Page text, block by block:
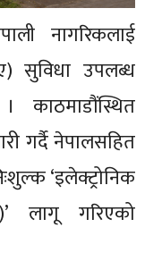
नागरिकलाई
सुविधा उपलब्ध
गर्दै नेपालसहित
‘इलेक्ट्रोनिक
लागू गरिएको